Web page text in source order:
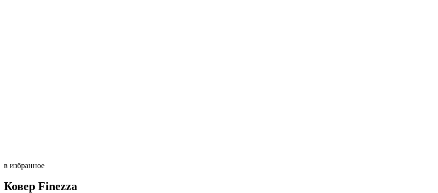
в избранное
Ковер Finezza